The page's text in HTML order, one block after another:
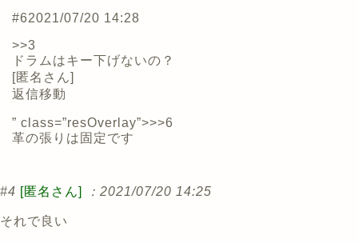
#62021/07/20 14:28
>>3
ドラムはキー下げないの？
[匿名さん]
返信移動
” class=”resOverlay”>>>6
革の張りは固定です
#4 [匿名さん] ：2021/07/20 14:25
それで良い